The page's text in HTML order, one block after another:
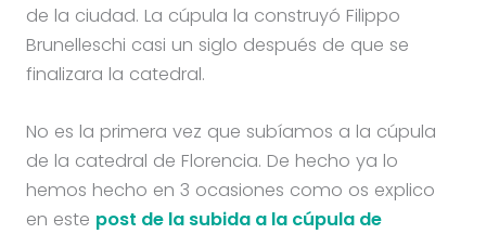
de la ciudad. La cúpula la construyó Filippo
Brunelleschi casi un siglo después de que se
finalizara la catedral.
No es la primera vez que subíamos a la cúpula
de la catedral de Florencia. De hecho ya lo
hemos hecho en 3 ocasiones como os explico
en este post de la subida a la cúpula de